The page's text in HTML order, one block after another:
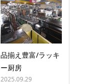
品揃え豊富/ラッキ
ー厨房
2025.09.29